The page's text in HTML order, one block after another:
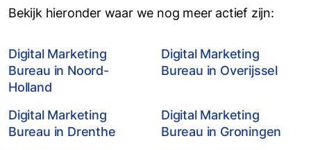
Bekijk hieronder waar we nog meer actief zijn:
Digital Marketing
Bureau in Noord-
Holland
Digital Marketing
Bureau in Overijssel
Digital Marketing
Bureau in Drenthe
Digital Marketing
Bureau in Groningen